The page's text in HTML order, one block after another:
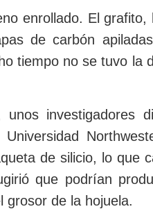
enrollado. El
de carbón
tiempo no se tuvo la
unos investigadores
de silicio, lo que
que podrían
grosor de la hojuela.